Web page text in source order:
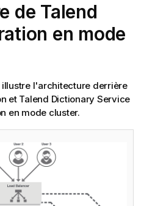
de Talend
en mode
l'architecture derrière
et Talend Dictionary Service
en mode cluster.